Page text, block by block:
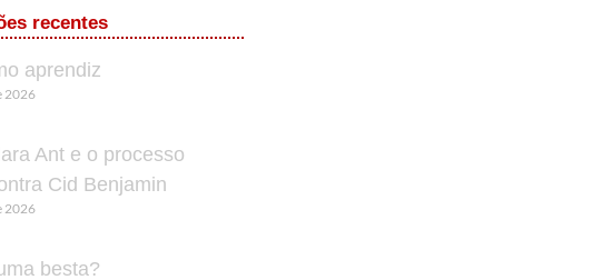
recentes
aprendiz
2026
Ant e o processo
Cid Benjamin
2026
besta?